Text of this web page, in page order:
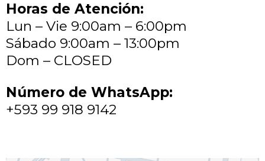
Horas de Atención:
Lun – Vie 9:00am – 6:00pm
Sábado 9:00am – 13:00pm
Dom – CLOSED
Número de WhatsApp:
+593 99 918 9142